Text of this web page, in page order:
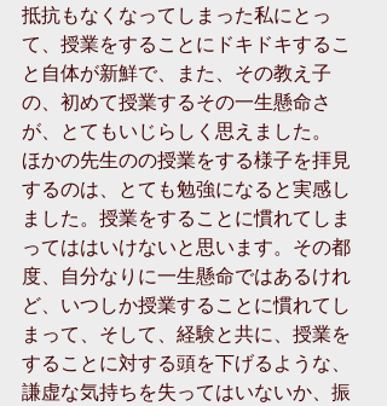
抵抗もなくなってしまった私にとっ
て、授業をすることにドキドキするこ
と自体が新鮮で、また、その教え子
の、初めて授業するその一生懸命さ
が、とてもいじらしく思えました。
ほかの先生のの授業をする様子を拝見
するのは、とても勉強になると実感し
ました。授業をすることに慣れてしま
ってははいけないと思います。その都
度、自分なりに一生懸命ではあるけれ
ど、いつしか授業することに慣れてし
まって、そして、経験と共に、授業を
することに対する頭を下げるような、
謙虚な気持ちを失ってはいないか、振